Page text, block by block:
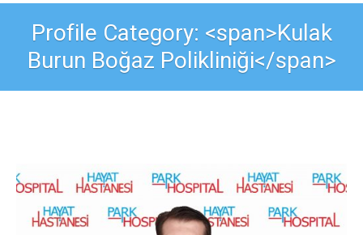
Profile Category: <span>Kulak
Burun Boğaz Polikliniği</span>